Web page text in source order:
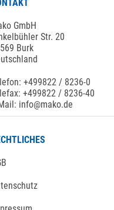
GmbH
Str. 20
Burk
+499822 / 8236-0
+499822 / 8236-40
info@mako.de